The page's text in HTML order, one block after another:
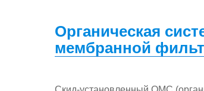
Органическая
мембранной